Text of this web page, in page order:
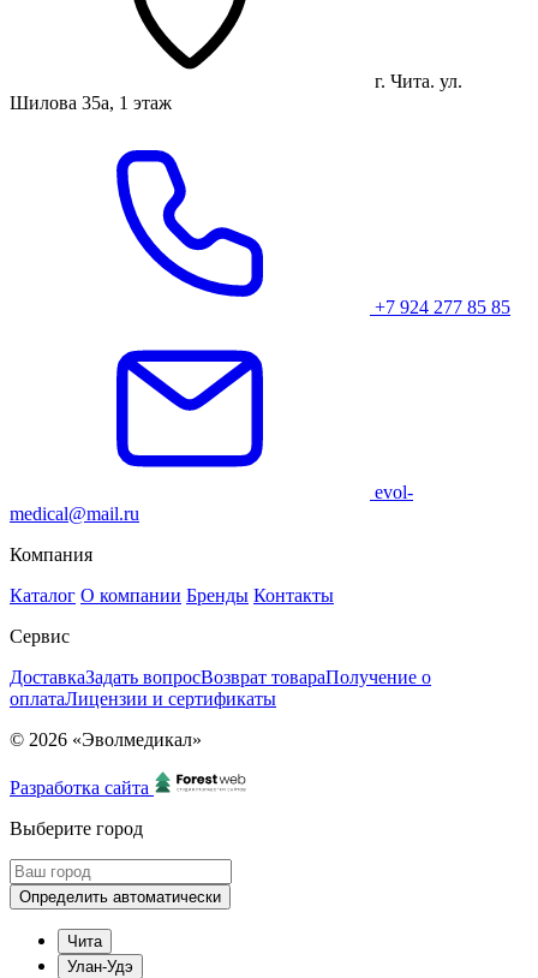
г. Чита. ул.
Шилова 35а, 1 этаж
+7 924 277 85 85
evol-
medical@mail.ru
Компания
Каталог О компании Бренды Контакты
Сервис
ДоставкаЗадать вопросВозврат товараПолучение о
оплатаЛицензии и сертификаты
© 2026 «Эволмедикал»
Разработка сайта
Выберите город
Определить автоматически
Чита
Улан-Удэ